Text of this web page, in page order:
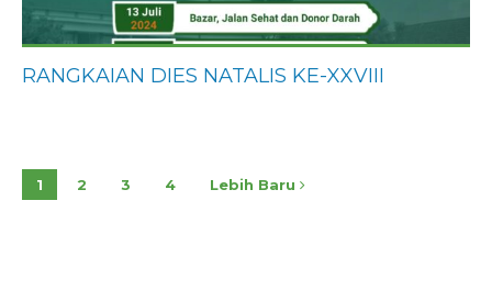
RANGKAIAN DIES NATALIS KE-XXVIII
1 2 3 4 Lebih Baru